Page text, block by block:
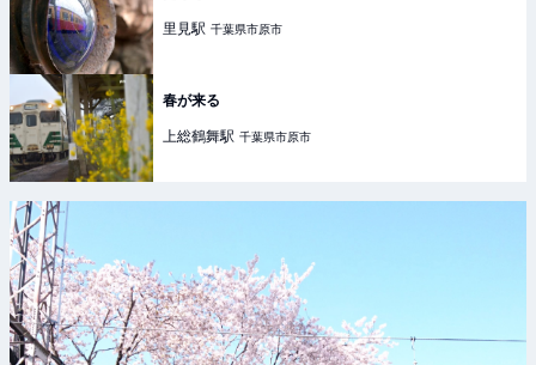
里見駅 千葉県市原市
春が来る
上総鶴舞駅 千葉県市原市